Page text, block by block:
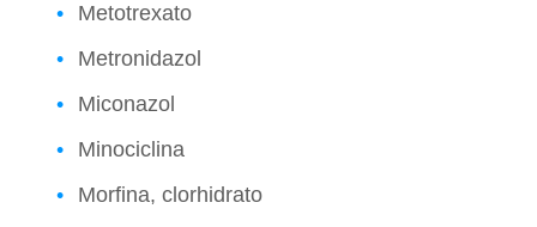
Metotrexato
Metronidazol
Miconazol
Minociclina
Morfina, clorhidrato